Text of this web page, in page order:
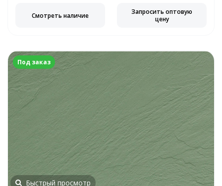
Смотреть наличие
Запросить оптовую
цену
Под заказ
Быстрый просмотр